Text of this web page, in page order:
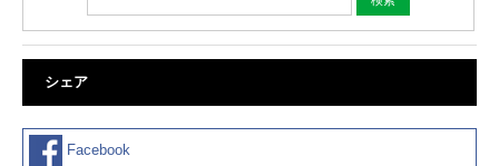
シェア
Facebook